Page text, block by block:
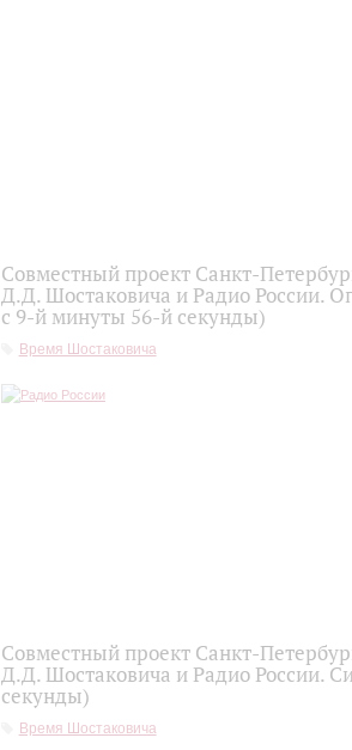
Совместный проект Санкт-
Д.Д. Шостаковича и Радио России.
с 9-й минуты 56-й секунды)
Время Шостаковича
Совместный проект Санкт-
Д.Д. Шостаковича и Радио России.
секунды)
Время Шостаковича